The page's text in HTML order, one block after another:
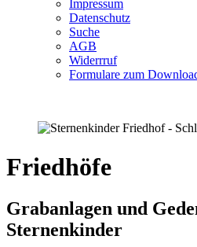
Impressum
Datenschutz
Suche
AGB
Widerrruf
Formulare zum
Friedhöfe
Grabanlagen und
Sternenkinder